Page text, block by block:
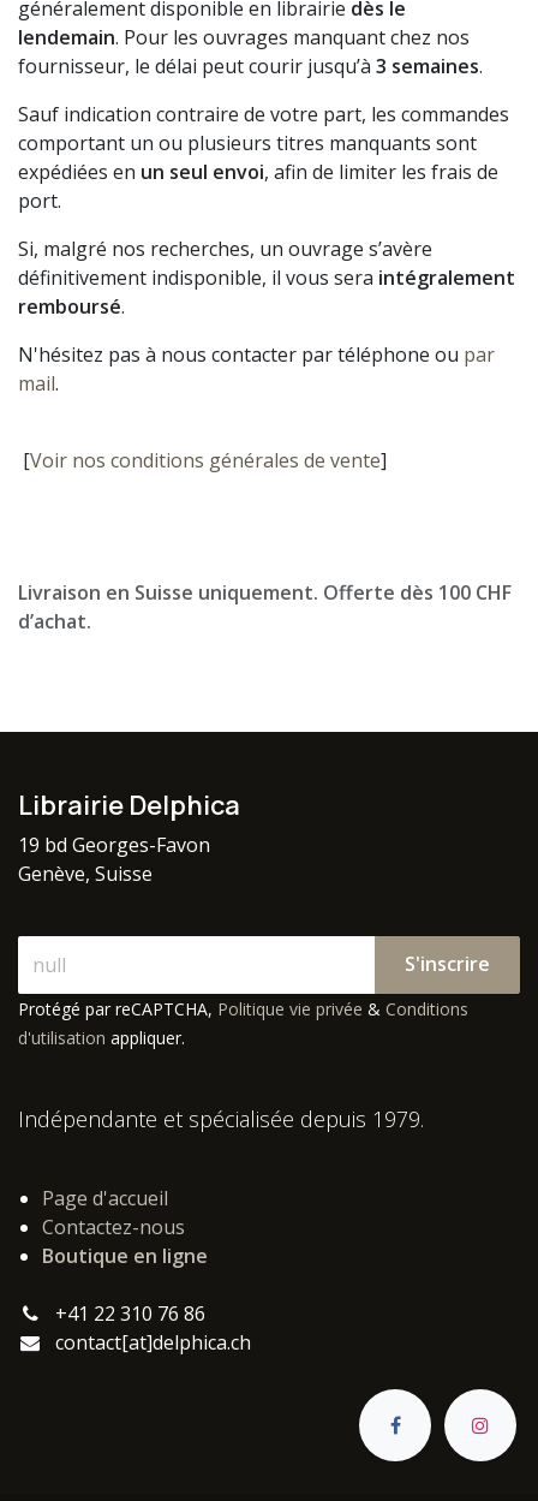
généralement disponible en librairie dès le
lendemain. Pour les ouvrages manquant chez nos
fournisseur, le délai peut courir jusqu’à 3 semaines.
Sauf indication contraire de votre part, les commandes
comportant un ou plusieurs titres manquants sont
expédiées en un seul envoi, afin de limiter les frais de
port.
Si, malgré nos recherches, un ouvrage s’avère
définitivement indisponible, il vous sera intégralement
remboursé.
N'hésitez pas à nous contacter par téléphone ou par
mail.
[Voir nos conditions générales de vente]
Livraison en Suisse uniquement. Offerte dès 100 CHF
d’achat.
Librairie Delphica
19 bd Georges-Favon
Genève, Suisse
S'inscrire
Protégé par reCAPTCHA, Politique vie privée & Conditions
d'utilisation appliquer.
Indépendante et spécialisée depuis 1979.
Page d'accueil
Contactez-nous
Boutique en ligne
+41 22 310 76 86
contact[at]delphica.ch